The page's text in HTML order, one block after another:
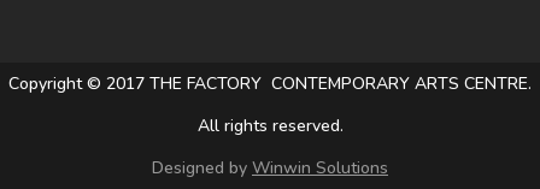
Copyright © 2017 THE FACTORY CONTEMPORARY ARTS CENTRE.
All rights reserved.
Designed by Winwin Solutions